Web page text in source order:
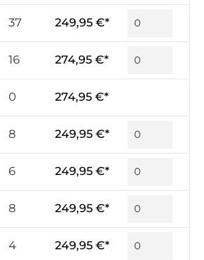
37 249,95 €*
16 274,95 €*
0 274,95 €*
8 249,95 €*
6 249,95 €*
8 249,95 €*
4 249,95 €*